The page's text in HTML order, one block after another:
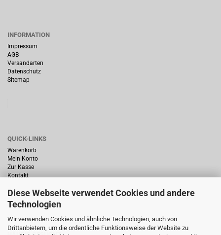
Diese Webseite verwendet Cookies und andere
Technologien
Wir verwenden Cookies und ähnliche Technologien, auch von
Drittanbietern, um die ordentliche Funktionsweise der Website zu
INFORMATION
Impressum
AGB
Versandarten
Datenschutz
Sitemap
QUICK-LINKS
Warenkorb
Mein Konto
Zur Kasse
Kontakt